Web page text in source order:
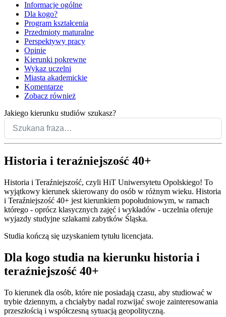
Informacje ogólne
Dla kogo?
Program kształcenia
Przedmioty maturalne
Perspektywy pracy
Opinie
Kierunki pokrewne
Wykaz uczelni
Miasta akademickie
Komentarze
Zobacz również
Jakiego kierunku studiów szukasz?
Historia i teraźniejszość 40+
Historia i Teraźniejszość, czyli HiT Uniwersytetu Opolskiego! To
wyjątkowy kierunek skierowany do osób w różnym wieku. Historia
i Teraźniejszość 40+ jest kierunkiem popołudniowym, w ramach
którego - oprócz klasycznych zajęć i wykładów - uczelnia oferuje
wyjazdy studyjne szlakami zabytków Śląska.
Studia kończą się uzyskaniem tytułu licencjata.
Dla kogo studia na kierunku historia i
teraźniejszość 40+
To kierunek dla osób, które nie posiadają czasu, aby studiować w
trybie dziennym, a chciałyby nadal rozwijać swoje zainteresowania
przeszłością i współczesną sytuacją geopolityczną.